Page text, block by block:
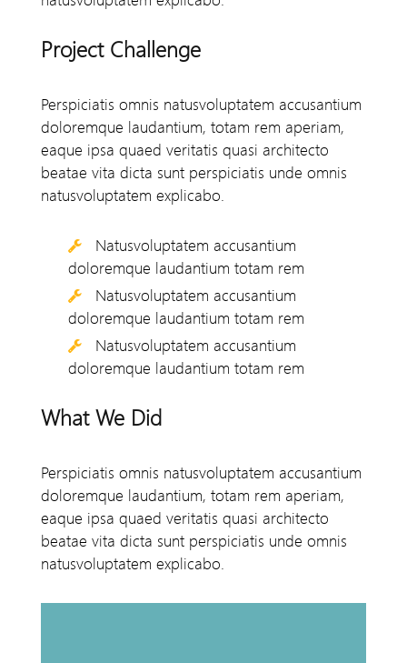
Project Challenge
Perspiciatis omnis natusvoluptatem accusantium
doloremque laudantium, totam rem aperiam,
eaque ipsa quaed veritatis quasi architecto
beatae vita dicta sunt perspiciatis unde omnis
natusvoluptatem explicabo.
Natusvoluptatem accusantium
doloremque laudantium totam rem
Natusvoluptatem accusantium
doloremque laudantium totam rem
Natusvoluptatem accusantium
doloremque laudantium totam rem
What We Did
Perspiciatis omnis natusvoluptatem accusantium
doloremque laudantium, totam rem aperiam,
eaque ipsa quaed veritatis quasi architecto
beatae vita dicta sunt perspiciatis unde omnis
natusvoluptatem explicabo.